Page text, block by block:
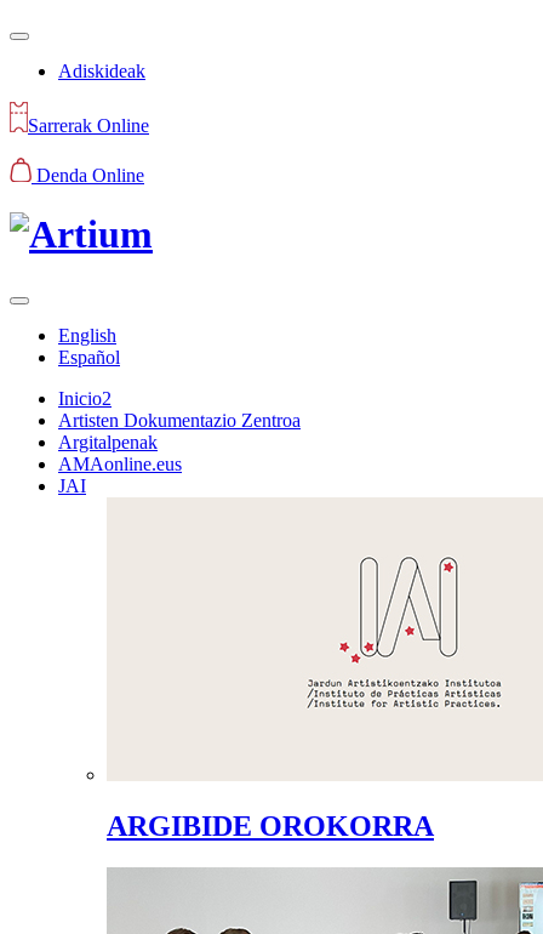
Adiskideak
Sarrerak Online
Denda Online
English
Español
Inicio2
Artisten Dokumentazio Zentroa
Argitalpenak
AMAonline.eus
JAI
ARGIBIDE OROKORRA